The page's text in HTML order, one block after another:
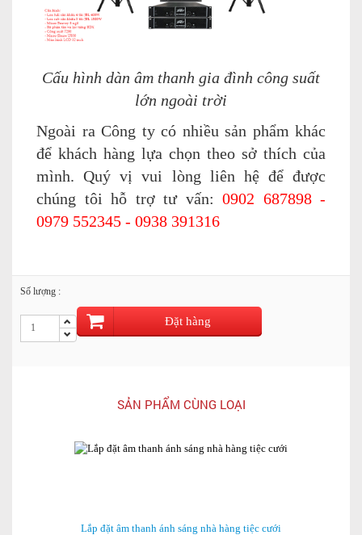
Cấu hình dàn âm thanh gia đình công suất
lớn ngoài trời
Ngoài ra Công ty có nhiều sản phẩm khác
để khách hàng lựa chọn theo sở thích của
mình. Quý vị vui lòng liên hệ để được
chúng tôi hỗ trợ tư vấn: 0902 687898 -
0979 552345 - 0938 391316
Số lượng :
Đặt hàng
SẢN PHẨM CÙNG LOẠI
Lắp đặt âm thanh ánh sáng nhà hàng tiệc cưới